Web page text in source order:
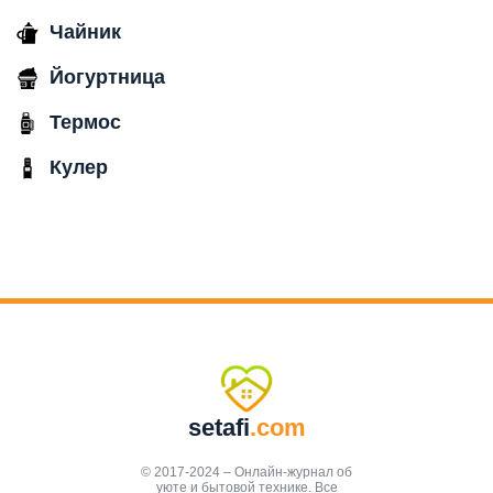
Чайник
Йогуртница
Термос
Кулер
setafi.com
© 2017-2024 – Онлайн-журнал об
уюте и бытовой технике. Все